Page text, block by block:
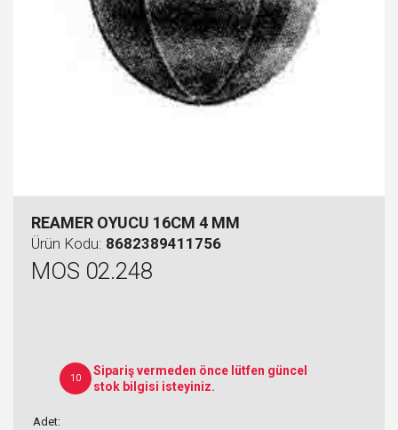
REAMER OYUCU 16CM 4 MM
Ürün Kodu: 8682389411756
MOS 02.248
10
Sipariş vermeden önce lütfen güncel
stok bilgisi isteyiniz.
Adet: